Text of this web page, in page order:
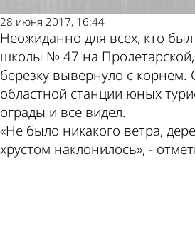
28 июня 2017, 16:44
Неожиданно для всех, кто
школы № 47 на
березку вывернуло с корнем.
областной станции юных
ограды и все видел.
«Не было никакого ветра,
хрустом наклонилось», -